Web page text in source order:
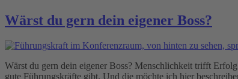
Wärst du gern dein eigener Boss?
Wärst du gern dein eigener Boss? Menschlichkeit trifft
gute Führungskräfte gibt. Und die möchte ich hier